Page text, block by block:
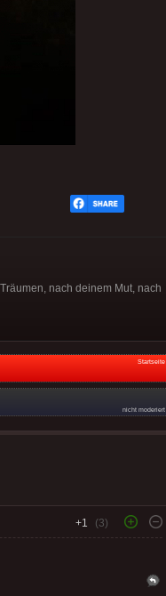
nach deinem Mut, nach
Startseite
nicht moderiert
+1 (3)